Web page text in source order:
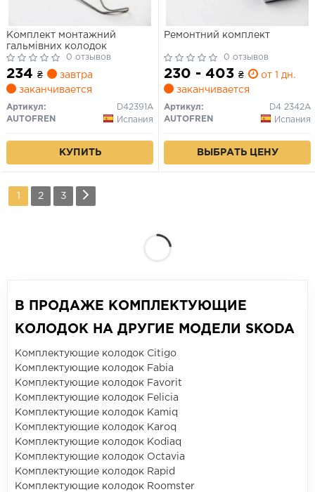
Комплект монтажний
гальмівних колодок
0 отзывов
234 ₴
завтра
заканчивается
Артикул:
D42391A
AUTOFREN
Испания
КУПИТЬ
Ремонтний комплект
0 отзывов
230 - 403 ₴
от 1 дн.
заканчивается
Артикул:
D4 2342A
AUTOFREN
Испания
ВЫБРАТЬ ЦЕНУ
1 2 3
В ПРОДАЖЕ КОМПЛЕКТУЮЩИЕ
КОЛОДОК НА ДРУГИЕ МОДЕЛИ SKODA
Комплектующие колодок Citigo
Комплектующие колодок Fabia
Комплектующие колодок Favorit
Комплектующие колодок Felicia
Комплектующие колодок Kamiq
Комплектующие колодок Karoq
Комплектующие колодок Kodiaq
Комплектующие колодок Octavia
Комплектующие колодок Rapid
Комплектующие колодок Roomster